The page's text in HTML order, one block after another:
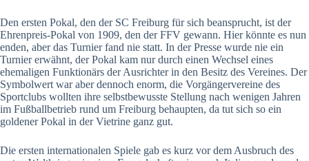
Den ersten Pokal, den der SC Freiburg für sich beansprucht, ist der
Ehrenpreis-Pokal von 1909, den der FFV gewann. Hier könnte es nun
enden, aber das Turnier fand nie statt. In der Presse wurde nie ein
Turnier erwähnt, der Pokal kam nur durch einen Wechsel eines
ehemaligen Funktionärs der Ausrichter in den Besitz des Vereines. Der
Symbolwert war aber dennoch enorm, die Vorgängervereine des
Sportclubs wollten ihre selbstbewusste Stellung nach wenigen Jahren
im Fußballbetrieb rund um Freiburg behaupten, da tut sich so ein
goldener Pokal in der Vietrine ganz gut.
Die ersten internationalen Spiele gab es kurz vor dem Ausbruch des